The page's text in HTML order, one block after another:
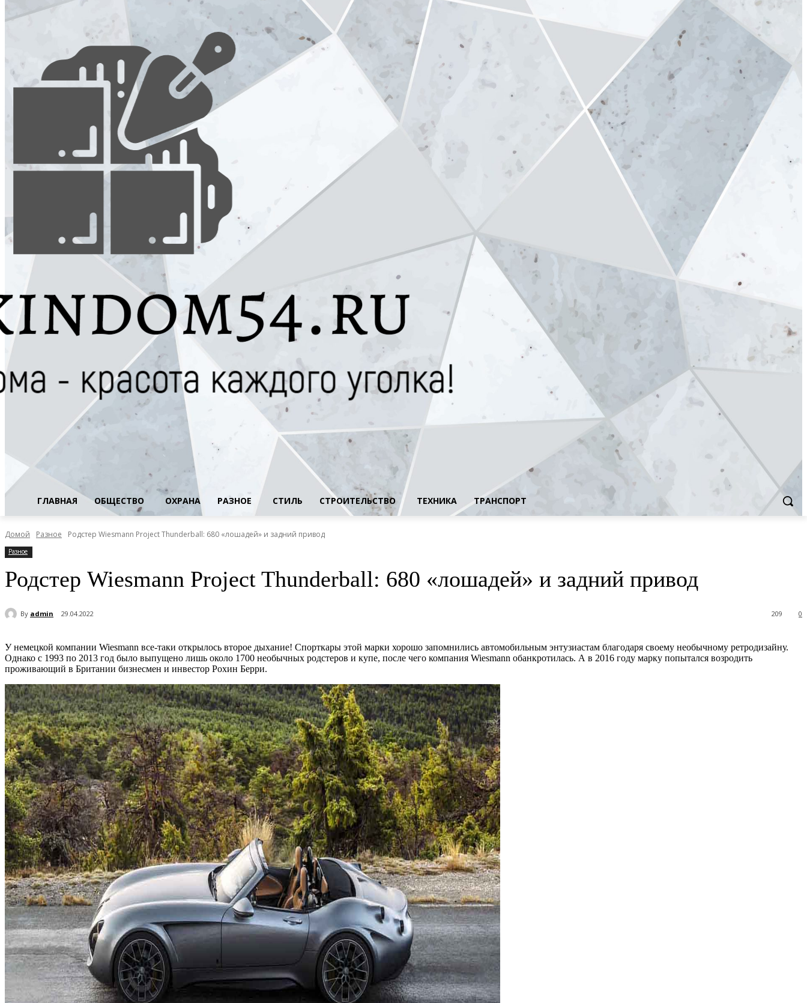
ГЛАВНАЯ ОБЩЕСТВО ОХРАНА РАЗНОЕ СТИЛЬ СТРОИТЕЛЬСТВО ТЕХНИКА ТРАНСПОРТ
Домой Разное Родстер Wiesmann Project Thunderball: 680 «лошадей» и задний привод
Разное
Родстер Wiesmann Project Thunderball: 680 «лошадей» и задний привод
By admin 29.04.2022 0
209
У немецкой компании Wiesmann все-таки открылось второе дыхание! Спорткары этой марки хорошо запомнились автомобильным энтузиастам благодаря своему необычному ретродизайну.
Однако с 1993 по 2013 год было выпущено лишь около 1700 необычных родстеров и купе, после чего компания Wiesmann обанкротилась. А в 2016 году марку попытался возродить
проживающий в Британии бизнесмен и инвестор Рохин Берри.